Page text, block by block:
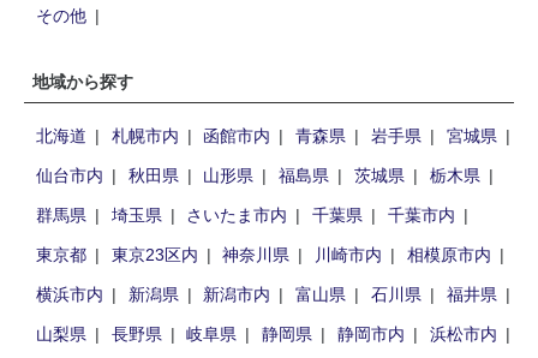
その他
地域から探す
北海道 札幌市内 函館市内 青森県 岩手県
宮城県
仙台市内
秋田県 山形県 福島県 茨城県
栃木県
群馬県
埼玉県 さいたま市内 千葉県
千葉市内
東京都
東京23区内 神奈川県 川崎市内
相模原市内
横浜市内
新潟県 新潟市内 富山県 石川県
福井県
山梨県
長野県 岐阜県 静岡県 静岡市内
浜松市内